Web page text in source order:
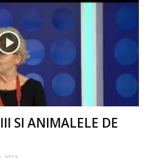
SI ANIMALELE DE